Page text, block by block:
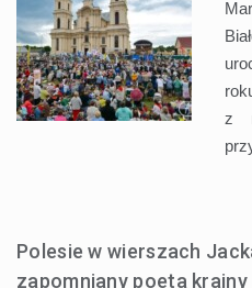
z
Polesie w wierszach
zapomniany poeta